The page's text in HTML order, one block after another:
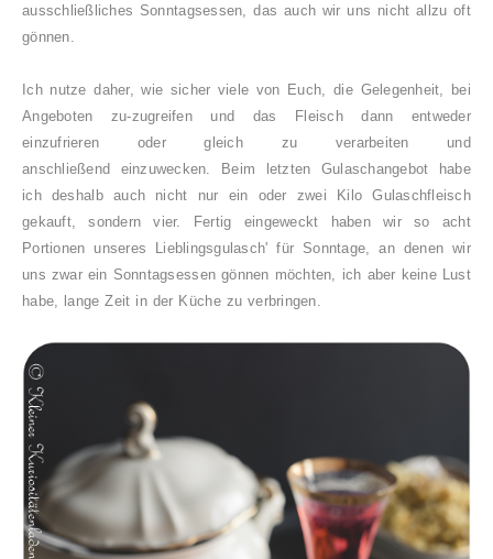
ausschließliches Sonntagsessen, das auch wir uns nicht allzu oft
gönnen.
Ich nutze daher, wie sicher viele von Euch, die Gelegenheit, bei
Angeboten zu-zugreifen und das Fleisch dann entweder
einzufrieren oder gleich zu verarbeiten und
anschließend einzuwecken. Beim letzten Gulaschangebot habe
ich deshalb auch nicht nur ein oder zwei Kilo Gulaschfleisch
gekauft, sondern vier. Fertig eingeweckt haben wir so acht
Portionen unseres Lieblingsgulasch' für Sonntage, an denen wir
uns zwar ein Sonntagsessen gönnen möchten, ich aber keine Lust
habe, lange Zeit in der Küche zu verbringen.